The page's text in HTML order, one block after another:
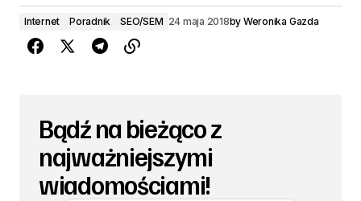
Internet Poradnik SEO/SEM 24 maja 2018by Weronika Gazda
Bądź na bieżąco z
najważniejszymi
wiadomościami!